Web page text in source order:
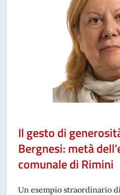
Il gesto di
Bergnesi: metà
comunale di Rimini
Un esempio straordinario